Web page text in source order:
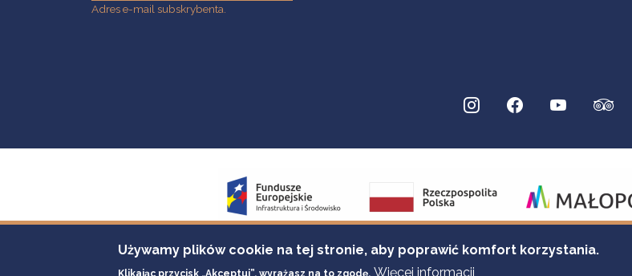
Adres e-mail subskrybenta.
Używamy plików cookie na tej stronie, aby poprawić komfort korzystania.
Klikając przycisk „Akceptuj”, wyrażasz na to zgodę. Więcej informacji